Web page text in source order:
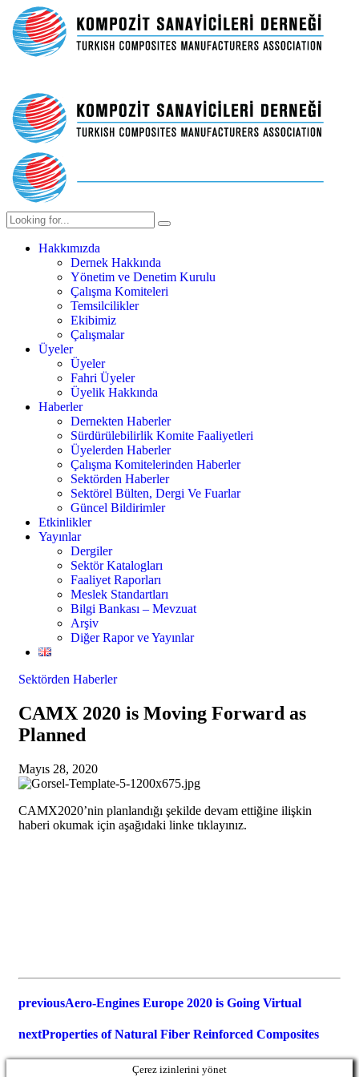
Hakkımızda
Dernek Hakkında
Yönetim ve Denetim Kurulu
Çalışma Komiteleri
Temsilcilikler
Ekibimiz
Çalışmalar
Üyeler
Üyeler
Fahri Üyeler
Üyelik Hakkında
Haberler
Dernekten Haberler
Sürdürülebilirlik Komite Faaliyetleri
Üyelerden Haberler
Çalışma Komitelerinden Haberler
Sektörden Haberler
Sektörel Bülten, Dergi Ve Fuarlar
Güncel Bildirimler
Etkinlikler
Yayınlar
Dergiler
Sektör Katalogları
Faaliyet Raporları
Meslek Standartları
Bilgi Bankası – Mevzuat
Arşiv
Diğer Rapor ve Yayınlar
Sektörden Haberler
CAMX 2020 is Moving Forward as
Planned
Mayıs 28, 2020
CAMX2020’nin planlandığı şekilde devam ettiğine ilişkin
haberi okumak için aşağıdaki linke tıklayınız.
previousAero-Engines Europe 2020 is Going Virtual
nextProperties of Natural Fiber Reinforced Composites
Çerez izinlerini yönet